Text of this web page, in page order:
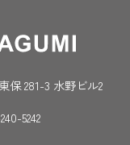
保 281-3 水野ビル2
5242